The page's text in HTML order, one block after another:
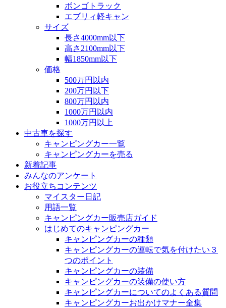
ボンゴトラック
エブリィ軽キャン
サイズ
長さ4000mm以下
高さ2100mm以下
幅1850mm以下
価格
500万円以内
200万円以下
800万円以内
1000万円以内
1000万円以上
中古車を探す
キャンピングカー一覧
キャンピングカーを売る
新着記事
みんなのアンケート
お役立ちコンテンツ
マイスター日記
用語一覧
キャンピングカー販売店ガイド
はじめてのキャンピングカー
キャンピングカーの種類
キャンピングカーの運転で気を付けたい３
つのポイント
キャンピングカーの装備
キャンピングカーの装備の使い方
キャンピングカーについてのよくある質問
キャンピングカーお出かけマナー全集